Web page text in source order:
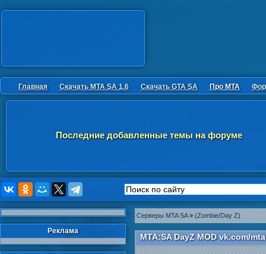
Главная Скачать MTA SA 1.6 Скачать GTA SA Про MTA
Последние добавленные темы на форуме
Реклама
Серверы MTA SA» (Zombie/Day Z)
MTA:SA DayZ MOD vk.com/